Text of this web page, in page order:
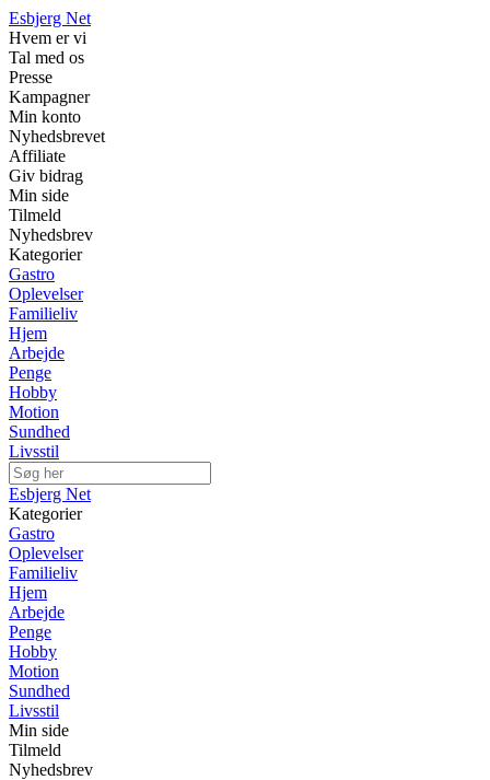
Esbjerg Net
Hvem er vi
Tal med os
Presse
Kampagner
Min konto
Nyhedsbrevet
Affiliate
Giv bidrag
Min side
Tilmeld
Nyhedsbrev
Kategorier
Gastro
Oplevelser
Familieliv
Hjem
Arbejde
Penge
Hobby
Motion
Sundhed
Livsstil
Esbjerg Net
Kategorier
Gastro
Oplevelser
Familieliv
Hjem
Arbejde
Penge
Hobby
Motion
Sundhed
Livsstil
Min side
Tilmeld
Nyhedsbrev